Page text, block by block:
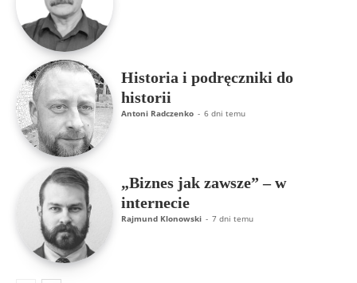
Historia i podręczniki do
historii
Antoni Radczenko - 6 dni temu
„Biznes jak zawsze” – w
internecie
Rajmund Klonowski - 7 dni temu